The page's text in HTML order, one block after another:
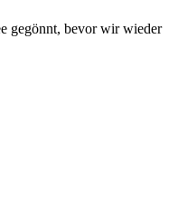
gegönnt, bevor wir wieder